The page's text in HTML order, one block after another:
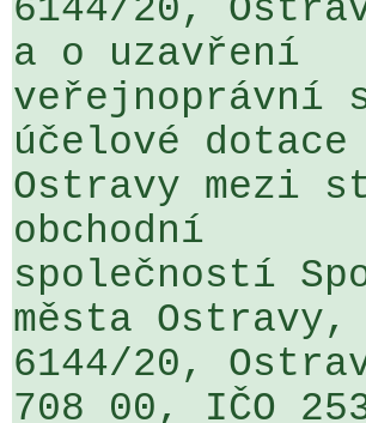
6144/20,
a o uzavření
veřejnoprávní
účelové
Ostravy mezi
obchodní
společností
města
6144/20,
708 00, IČO